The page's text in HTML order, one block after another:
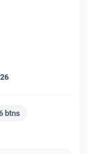
btns